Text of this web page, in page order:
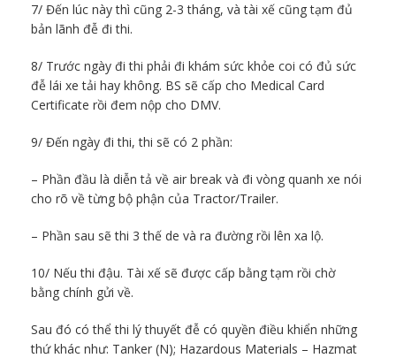
7/ Đến lúc này thì cũng 2-3 tháng, và tài xế cũng tạm đủ
bản lãnh đễ đi thi.
8/ Trước ngày đi thi phải đi khám sức khỏe coi có đủ sức
đễ lái xe tải hay không. BS sẽ cấp cho Medical Card
Certificate rồi đem nộp cho DMV.
9/ Đến ngày đi thi, thi sẽ có 2 phần:
– Phần đầu là diễn tả về air break và đi vòng quanh xe nói
cho rõ về từng bộ phận của Tractor/Trailer.
– Phần sau sẽ thi 3 thế de và ra đường rồi lên xa lộ.
10/ Nếu thi đậu. Tài xế sẽ được cấp bằng tạm rồi chờ
bằng chính gửi về.
Sau đó có thể thi lý thuyết đễ có quyền điều khiển những
thứ khác như: Tanker (N); Hazardous Materials – Hazmat